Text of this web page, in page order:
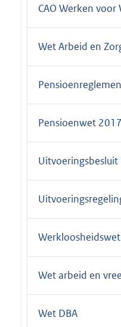
CAO Werken
Wet Arbeid en
Pensioenwet 2017
Werkloosheidswet
Wet arbeid en
Wet DBA